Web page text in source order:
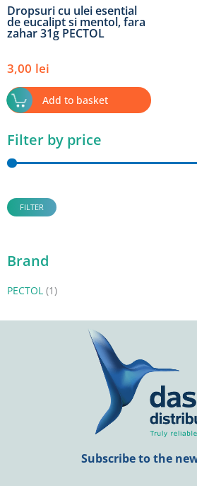
Filter by price
FILTER
Brand
PECTOL (1)
Dropsuri cu ulei esential
de eucalipt si mentol, fara
zahar 31g PECTOL
3,00 lei
Add to basket
Subscribe to the